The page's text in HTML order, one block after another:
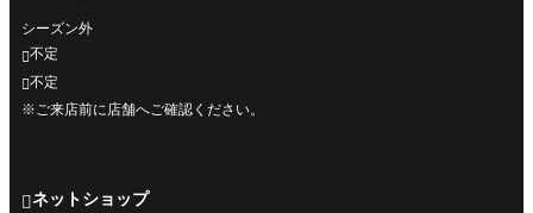
シーズン外
不定
不定
※ご来店前に店舗へご確認ください。
ネットショップ